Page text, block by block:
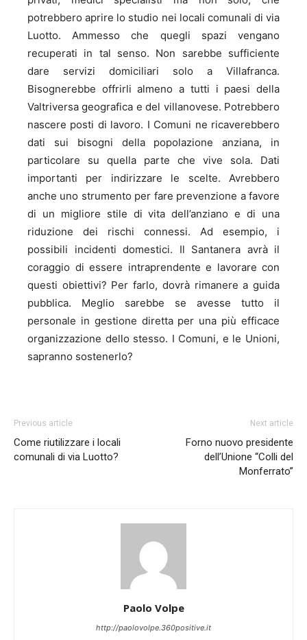
potrebbero aprire lo studio nei locali comunali di via
Luotto. Ammesso che quegli spazi vengano
recuperati in tal senso. Non sarebbe sufficiente
dare servizi domiciliari solo a Villafranca.
Bisognerebbe offrirli almeno a tutti i paesi della
Valtriversa geografica e del villanovese. Potrebbero
nascere posti di lavoro. I Comuni ne ricaverebbero
dati sui bisogni della popolazione anziana, in
particolare su quella parte che vive sola. Dati
importanti per indirizzare le scelte. Avrebbero
anche uno strumento per fare prevenzione a favore
di un migliore stile di vita dell’anziano e di una
riduzione dei rischi connessi. Ad esempio, i
possibili incidenti domestici. Il Santanera avrà il
coraggio di essere intraprendente e lavorare con
questi obiettivi? Per farlo, dovrà rimanere a guida
pubblica. Meglio sarebbe se avesse tutto il
personale in gestione diretta per una più efficace
organizzazione dello stesso. I Comuni, e le Unioni,
sapranno sostenerlo?
Previous article
Come riutilizzare i locali
comunali di via Luotto?
Next article
Forno nuovo presidente
dell’Unione “Colli del
Monferrato”
Paolo Volpe
http://paolovolpe.360positive.it